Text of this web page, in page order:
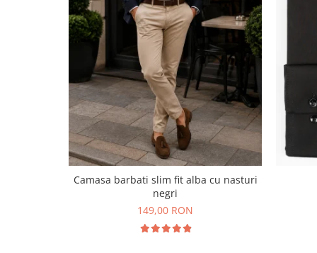
Camasa barbati slim fit alba cu nasturi
negri
149,00 RON